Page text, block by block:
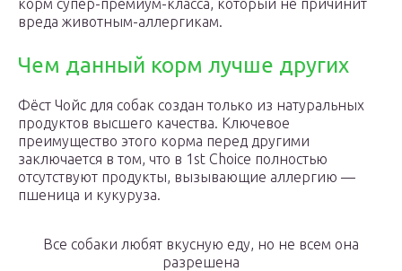
корм супер-премиум-класса, который не причинит
вреда животным-аллергикам.
Чем данный корм лучше других
Фёст Чойс для собак создан только из натуральных
продуктов высшего качества. Ключевое
преимущество этого корма перед другими
заключается в том, что в 1st Choice полностью
отсутствуют продукты, вызывающие аллергию —
пшеница и кукуруза.
Все собаки любят вкусную еду, но не всем она
разрешена